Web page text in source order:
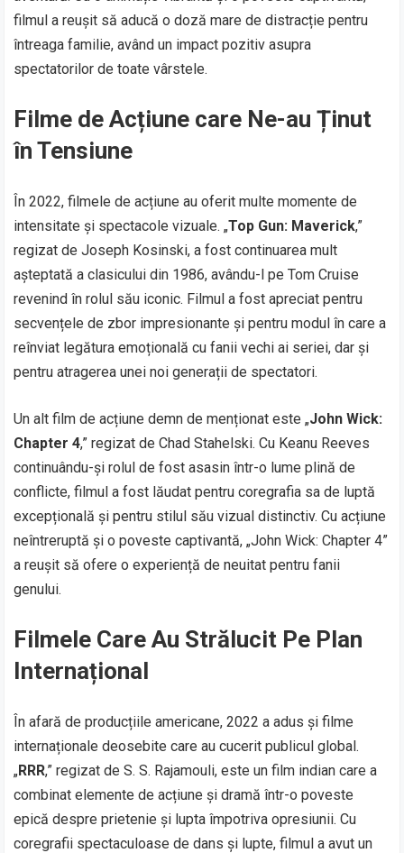
filmul a reușit să aducă o doză mare de distracție pentru
întreaga familie, având un impact pozitiv asupra
spectatorilor de toate vârstele.
Filme de Acțiune care Ne-au Ținut
în Tensiune
În 2022, filmele de acțiune au oferit multe momente de
intensitate și spectacole vizuale. „Top Gun: Maverick,”
regizat de Joseph Kosinski, a fost continuarea mult
așteptată a clasicului din 1986, avându-l pe Tom Cruise
revenind în rolul său iconic. Filmul a fost apreciat pentru
secvențele de zbor impresionante și pentru modul în care a
reînviat legătura emoțională cu fanii vechi ai seriei, dar și
pentru atragerea unei noi generații de spectatori.
Un alt film de acțiune demn de menționat este „John Wick:
Chapter 4,” regizat de Chad Stahelski. Cu Keanu Reeves
continuându-și rolul de fost asasin într-o lume plină de
conflicte, filmul a fost lăudat pentru coregrafia sa de luptă
excepțională și pentru stilul său vizual distinctiv. Cu acțiune
neîntreruptă și o poveste captivantă, „John Wick: Chapter 4”
a reușit să ofere o experiență de neuitat pentru fanii
genului.
Filmele Care Au Strălucit Pe Plan
Internațional
În afară de producțiile americane, 2022 a adus și filme
internaționale deosebite care au cucerit publicul global.
„RRR,” regizat de S. S. Rajamouli, este un film indian care a
combinat elemente de acțiune și dramă într-o poveste
epică despre prietenie și lupta împotriva opresiunii. Cu
coregrafii spectaculoase de dans și lupte, filmul a avut un